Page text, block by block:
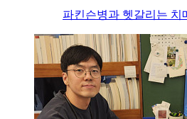
파킨슨병과 헷갈리는 치